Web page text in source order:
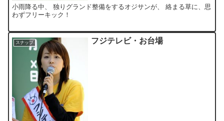
小雨降る中、 独りグランド整備をするオジサンが、 絡まる草に、思
わずフリーキック！
スナップ フジテレビ・お台場